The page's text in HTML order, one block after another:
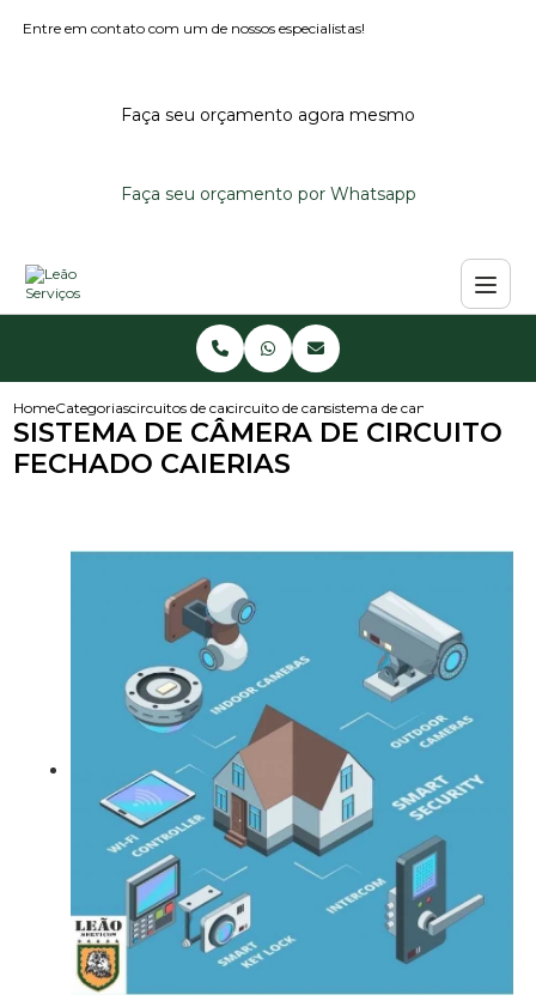
Entre em contato com um de nossos especialistas!
Faça seu orçamento agora mesmo
Faça seu orçamento por Whatsapp
HomeCategoriascircuitos de camerascircuito de camerassistema de camera de circuito
SISTEMA DE CÂMERA DE CIRCUITO
FECHADO CAIERIAS